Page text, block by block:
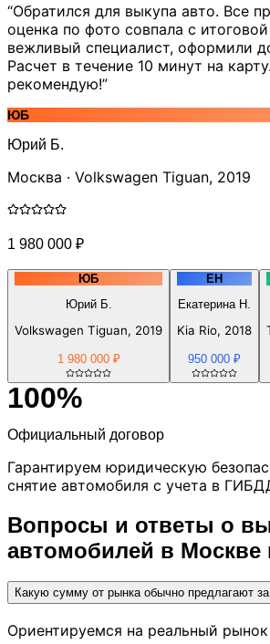
“Обратился для выкупа авто. Все
оценка по фото совпала с
вежливый специалист, оформили
Расчет в течение 10 минут на
рекомендую!”
ЮБ
Юрий Б.
Москва · Volkswagen Tiguan, 2019
1 980 000 ₽
ЮБ
Юрий Б.
Volkswagen Tiguan, 2019
1 980 000 ₽
ЕН
Екатерина Н.
Kia Rio, 2018
950 000 ₽
100%
Официальный договор
Гарантируем юридическую
снятие автомобиля с учета в
Вопросы и ответы о
автомобилей в
Какую сумму от рынка обычно предлагают
Ориентируемся на реальный